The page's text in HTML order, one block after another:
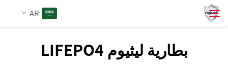
AR
من نحن
بطارية ليثيوم LIFEPO4